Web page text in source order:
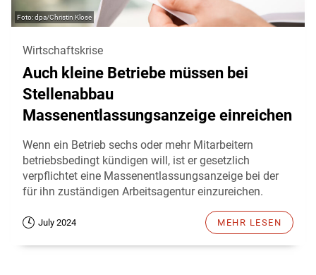
dpa/Christin Klose
Wirtschaftskrise
Auch kleine Betriebe müssen bei
Stellenabbau
Massenentlassungsanzeige einreichen
Wenn ein Betrieb sechs oder mehr Mitarbeitern
betriebsbedingt kündigen will, ist er gesetzlich
verpflichtet eine Massenentlassungsanzeige bei der
für ihn zuständigen Arbeitsagentur einzureichen.
July 2024 MEHR LESEN